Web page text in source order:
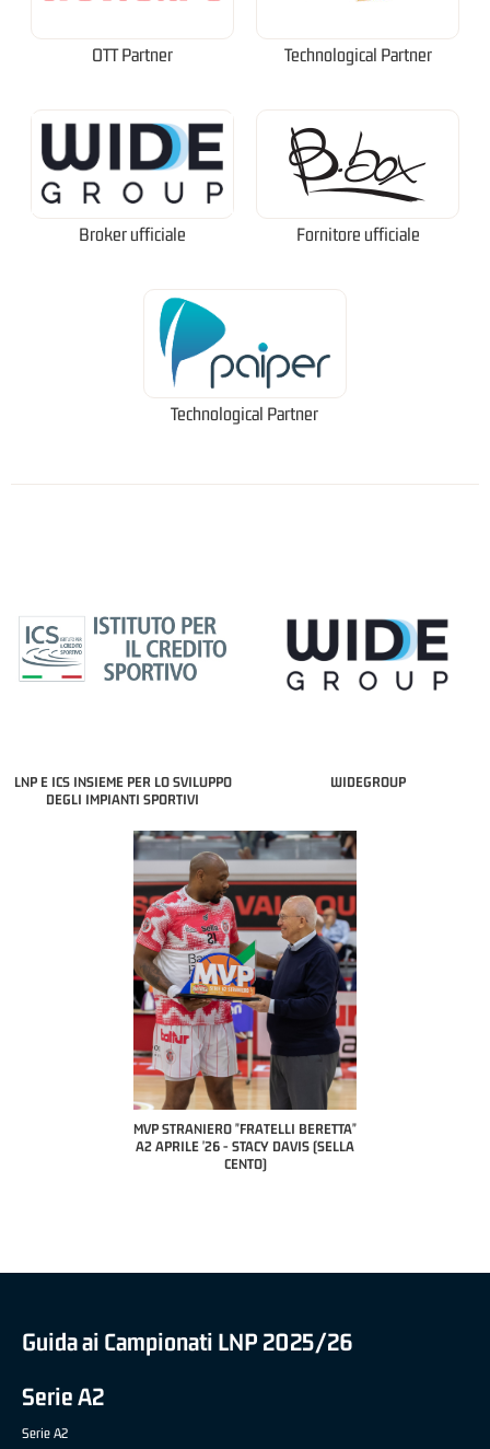
OTT Partner Technological Partner
Broker ufficiale Fornitore ufficiale
Technological Partner
LNP E ICS INSIEME PER LO SVILUPPO
DEGLI IMPIANTI SPORTIVI
WIDEGROUP
"FRATELLI BERETTA"
'26 - STACY DAVIS (SELLA
MVP "FRATELLI BERETTA" SAMUEL
DILAS B NAZIONALE APRILE '26 -
MARCO RESTELLI (TAV TREVIGLIO
Guida ai Campionati LNP 2025/26
Serie A2
Serie A2